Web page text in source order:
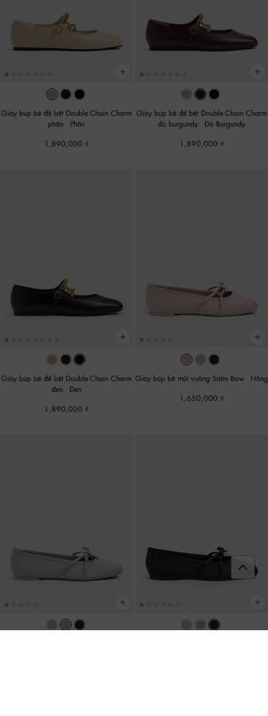
Giày búp bê đế bệt Double-Chain Charm
phấn
Phấn
1,890,000
Giày búp bê đế bệt Double-Chain Charm
đỏ burgundy
Đỏ Burgundy
1,890,000
Giày búp bê đế bệt Double-Chain Charm
đen
-Đen
1,890,000
Giày búp bê mũi vuông Satin Bow
Hồng
1,650,000